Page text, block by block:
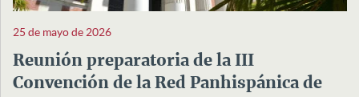
25 de mayo de 2026
Reunión preparatoria de la III
Convención de la Red Panhispánica de